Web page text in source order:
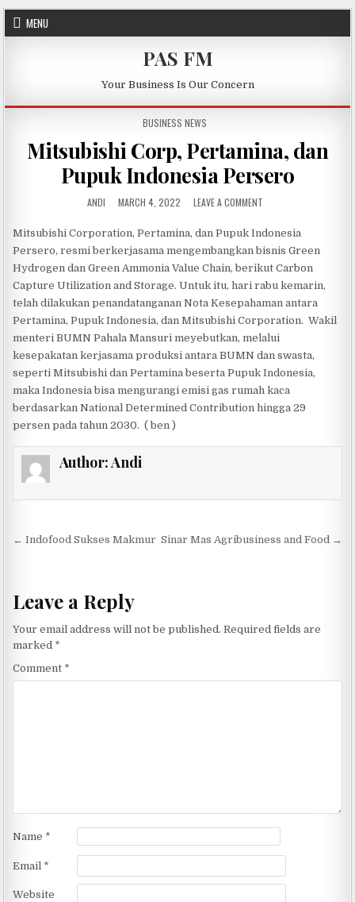
Skip to content
MENU
PAS FM
Your Business Is Our Concern
POSTED IN
BUSINESS NEWS
Mitsubishi Corp, Pertamina, dan
Pupuk Indonesia Persero
AUTHOR:
ANDI PUBLISHED DATE:
MARCH 4, 2022 LEAVE A COMMENTON MITSUBISHI CORP,
Mitsubishi Corporation, Pertamina, dan Pupuk Indonesia
Persero, resmi berkerjasama mengembangkan bisnis Green
Hydrogen dan Green Ammonia Value Chain, berikut Carbon
Capture Utilization and Storage. Untuk itu, hari rabu kemarin,
telah dilakukan penandatanganan Nota Kesepahaman antara
Pertamina, Pupuk Indonesia, dan Mitsubishi Corporation. Wakil
menteri BUMN Pahala Mansuri meyebutkan, melalui
kesepakatan kerjasama produksi antara BUMN dan swasta,
seperti Mitsubishi dan Pertamina beserta Pupuk Indonesia,
maka Indonesia bisa mengurangi emisi gas rumah kaca
berdasarkan National Determined Contribution hingga 29
persen pada tahun 2030. ( ben )
Author:Andi
Post navigation
← Indofood Sukses Makmur Sinar Mas Agribusiness and Food →
Leave a Reply
Your email address will not be published. Required fields are
marked *
Comment *
Name *
Email *
Website